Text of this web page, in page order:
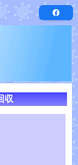
回収